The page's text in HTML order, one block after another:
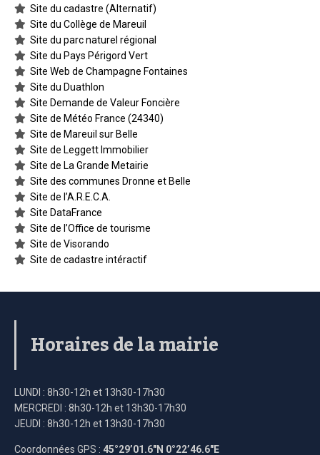
Site du cadastre (Alternatif)
Site du Collège de Mareuil
Site du parc naturel régional
Site du Pays Périgord Vert
Site Web de Champagne Fontaines
Site du Duathlon
Site Demande de Valeur Foncière
Site de Météo France (24340)
Site de Mareuil sur Belle
Site de Leggett Immobilier
Site de La Grande Metairie
Site des communes Dronne et Belle
Site de l’A.R.E.C.A.
Site DataFrance
Site de l’Office de tourisme
Site de Visorando
Site de cadastre intéractif
Horaires de la mairie
LUNDI : 8h30-12h et 13h30-17h30
MERCREDI : 8h30-12h et 13h30-17h30
JEUDI : 8h30-12h et 13h30-17h30
Coordonnées GPS : 45°29’01.6″N 0°22’46.6″E